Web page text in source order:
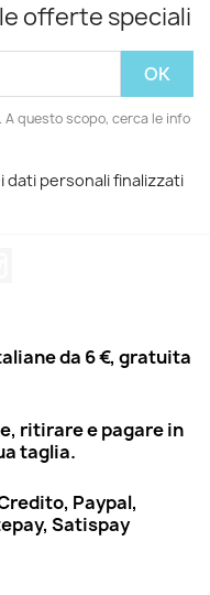
offerte speciali
A questo scopo, cerca le info
dati personali finalizzati
da 6 €, gratuita
ritirare e pagare in
taglia.
Paypal,
Satispay